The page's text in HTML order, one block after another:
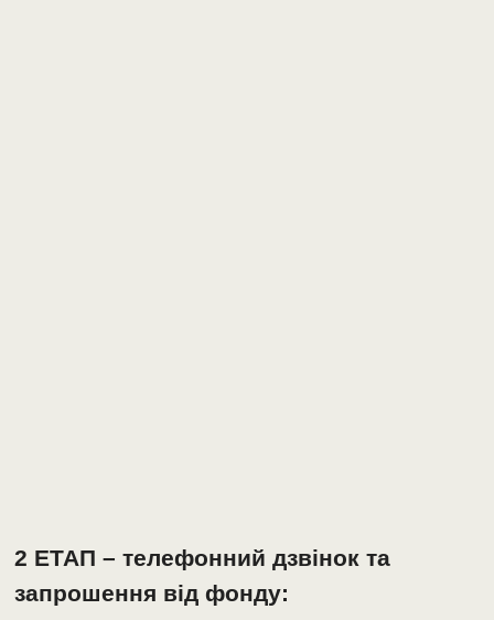
2 ЕТАП – телефонний дзвінок та
запрошення від фонду: